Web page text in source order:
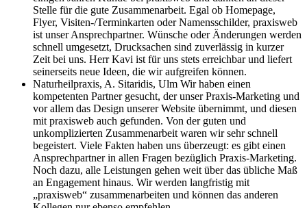
Stelle für die gute Zusammenarbeit. Egal ob Homepage,
Flyer, Visiten-/Terminkarten oder Namensschilder, praxisweb
ist unser Ansprechpartner. Wünsche oder Änderungen werden
schnell umgesetzt, Drucksachen sind zuverlässig in kurzer
Zeit bei uns. Herr Kavi ist für uns stets erreichbar und liefert
seinerseits neue Ideen, die wir aufgreifen können.
Naturheilpraxis, A. Sitaridis, Ulm Wir haben einen
kompetenten Partner gesucht, der unser Praxis-Marketing und
vor allem das Design unserer Website übernimmt, und diesen
mit praxisweb auch gefunden. Von der guten und
unkomplizierten Zusammenarbeit waren wir sehr schnell
begeistert. Viele Fakten haben uns überzeugt: es gibt einen
Ansprechpartner in allen Fragen bezüglich Praxis-Marketing.
Noch dazu, alle Leistungen gehen weit über das übliche Maß
an Engagement hinaus. Wir werden langfristig mit
„praxisweb“ zusammenarbeiten und können das anderen